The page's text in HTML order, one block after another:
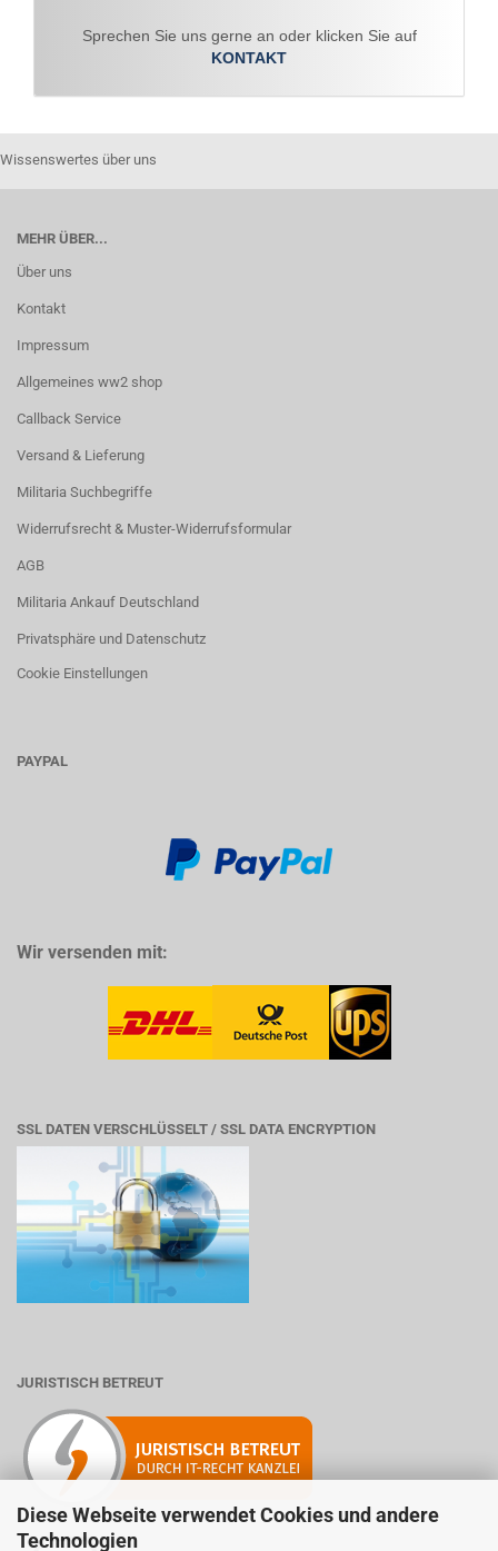
Diese Webseite verwendet Cookies und andere
Technologien
Sprechen Sie uns gerne an oder klicken Sie auf
KONTAKT
Wissenswertes über uns
MEHR ÜBER...
Über uns
Kontakt
Impressum
Allgemeines ww2 shop
Callback Service
Versand & Lieferung
Militaria Suchbegriffe
Widerrufsrecht & Muster-Widerrufsformular
AGB
Militaria Ankauf Deutschland
Privatsphäre und Datenschutz
Cookie Einstellungen
PAYPAL
Wir versenden mit:
SSL DATEN VERSCHLÜSSELT / SSL DATA ENCRYPTION
JURISTISCH BETREUT